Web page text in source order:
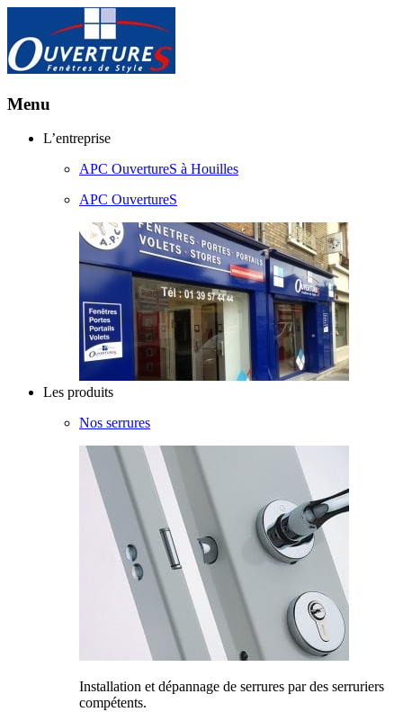
Menu
Aller
L’entreprise
APC OuvertureS à Houilles
APC OuvertureS
Les produits
Nos serrures
Installation et dépannage de serrures par des serruriers
compétents.